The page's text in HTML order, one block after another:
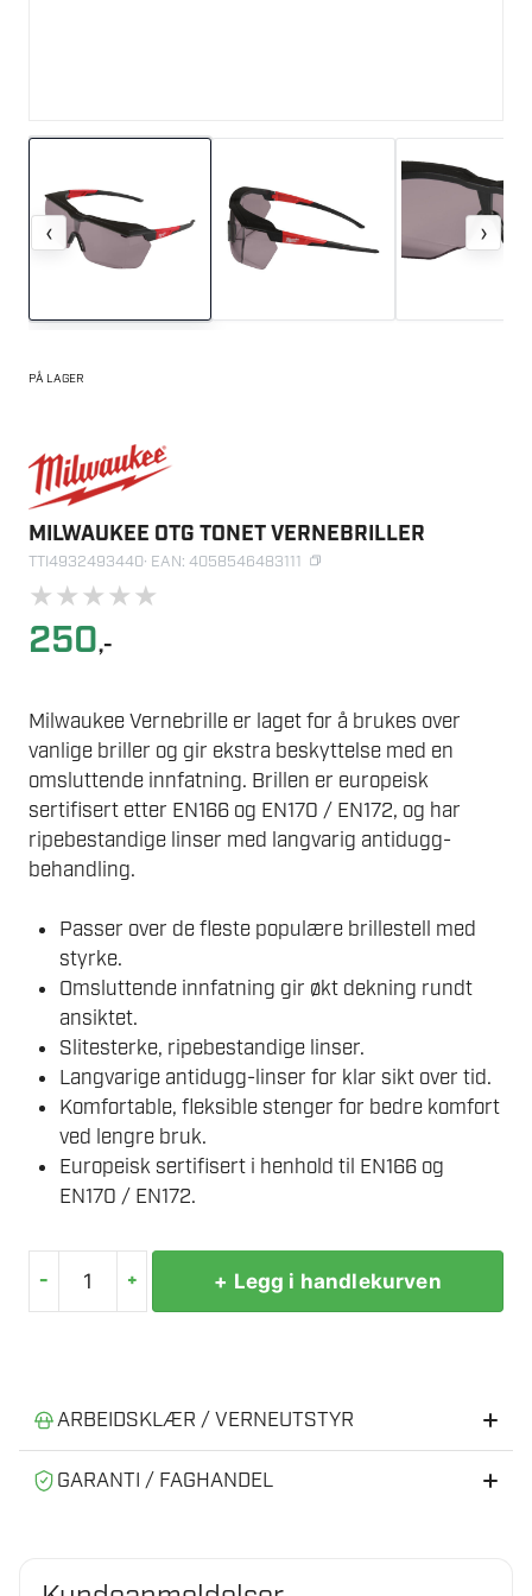
‹ ›
PÅ LAGER
MILWAUKEE OTG TONET VERNEBRILLER
TTI4932493440· EAN: 4058546483111
★★★★★
250,-
Milwaukee Vernebrille er laget for å brukes over
vanlige briller og gir ekstra beskyttelse med en
omsluttende innfatning. Brillen er europeisk
sertifisert etter EN166 og EN170 / EN172, og har
ripebestandige linser med langvarig antidugg-
behandling.
Passer over de fleste populære brillestell med
styrke.
Omsluttende innfatning gir økt dekning rundt
ansiktet.
Slitesterke, ripebestandige linser.
Langvarige antidugg-linser for klar sikt over tid.
Komfortable, fleksible stenger for bedre komfort
ved lengre bruk.
Europeisk sertifisert i henhold til EN166 og
EN170 / EN172.
-
MILWAUKEE
antall
+ + Legg i handlekurven
ARBEIDSKLÆR / VERNEUTSTYR
Anbefalt verneutstyr og arbeidsklær
GARANTI / FAGHANDEL